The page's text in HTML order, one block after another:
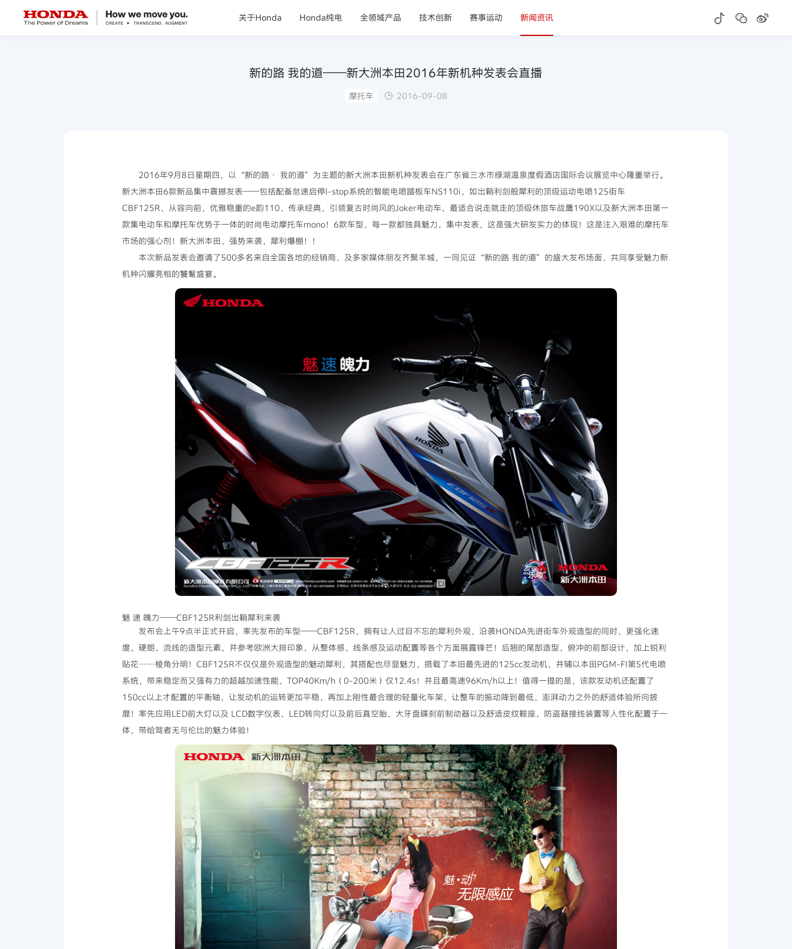
关于Honda Honda纯电 全领域产品 技术创新 赛事运动 新闻资讯
新的路 我的道——新大洲本田2016年新机种发表会直播
摩托车 2016-09-08
2016年9月8日星期四，以“新的路· 我的道”为主题的新大洲本田新机种发表会在广东省三水市绿湖温泉度假酒店国际会议展览中心隆重举行。
新大洲本田6款新品集中震撼发表——包括配备怠速启停I-stop系统的智能电喷踏板车NS110i、如出鞘利剑般犀利的顶级运动电喷125街车
CBF125R、从容向前，优雅稳重的e韵110、传承经典，引领复古时尚风的Joker电动车、最适合说走就走的顶级休旅车战鹰190X以及新大洲本田第一
款集电动车和摩托车优势于一体的时尚电动摩托车mono！6款车型，每一款都独具魅力，集中发表，这是强大研发实力的体现！这是注入艰难的摩托车
市场的强心剂！新大洲本田，强势来袭，犀利爆棚！！
本次新品发表会邀请了500多名来自全国各地的经销商、及多家媒体朋友齐聚羊城，一同见证“新的路 我的道”的盛大发布场面，共同享受魅力新
机种闪耀亮相的饕鬄盛宴。
魅 速 魄力——CBF125R利剑出鞘犀利来袭
发布会上午9点半正式开启，率先发布的车型——CBF125R，拥有让人过目不忘的犀利外观，沿袭HONDA先进街车外观造型的同时，更强化速
度、硬朗、流线的造型元素，并参考欧洲大排印象，从整体感、线条感及运动配置等各个方面展露锋芒！后翘的尾部造型，俯冲的前部设计，加上锐利
贴花……棱角分明！CBF125R不仅仅是外观造型的魅动犀利，其搭配也尽显魅力，搭载了本田最先进的125cc发动机，并辅以本田PGM-FI第5代电喷
系统，带来稳定而又强有力的超越加速性能，TOP40Km/h（0-200米）仅12.4s！并且最高速96Km/h以上！值得一提的是，该款发动机还配置了
150cc以上才配置的平衡轴，让发动机的运转更加平稳，再加上刚性最合理的轻量化车架，让整车的振动降到最低，澎湃动力之外的舒适体验所向披
靡！率先应用LED前大灯以及 LCD数字仪表、LED转向灯以及前后真空胎、大牙盘碟刹前制动器以及舒适皮纹鞍座、防盗器接线装置等人性化配置于一
体，带给驾者无与伦比的魅力体验！